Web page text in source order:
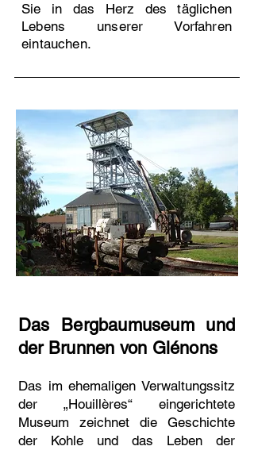
Sie in das Herz des täglichen
Lebens unserer Vorfahren
eintauchen.
Das Bergbaumuseum und
der Brunnen von Glénons
Das im ehemaligen Verwaltungssitz
der „Houillères“ eingerichtete
Museum zeichnet die Geschichte
der Kohle und das Leben der